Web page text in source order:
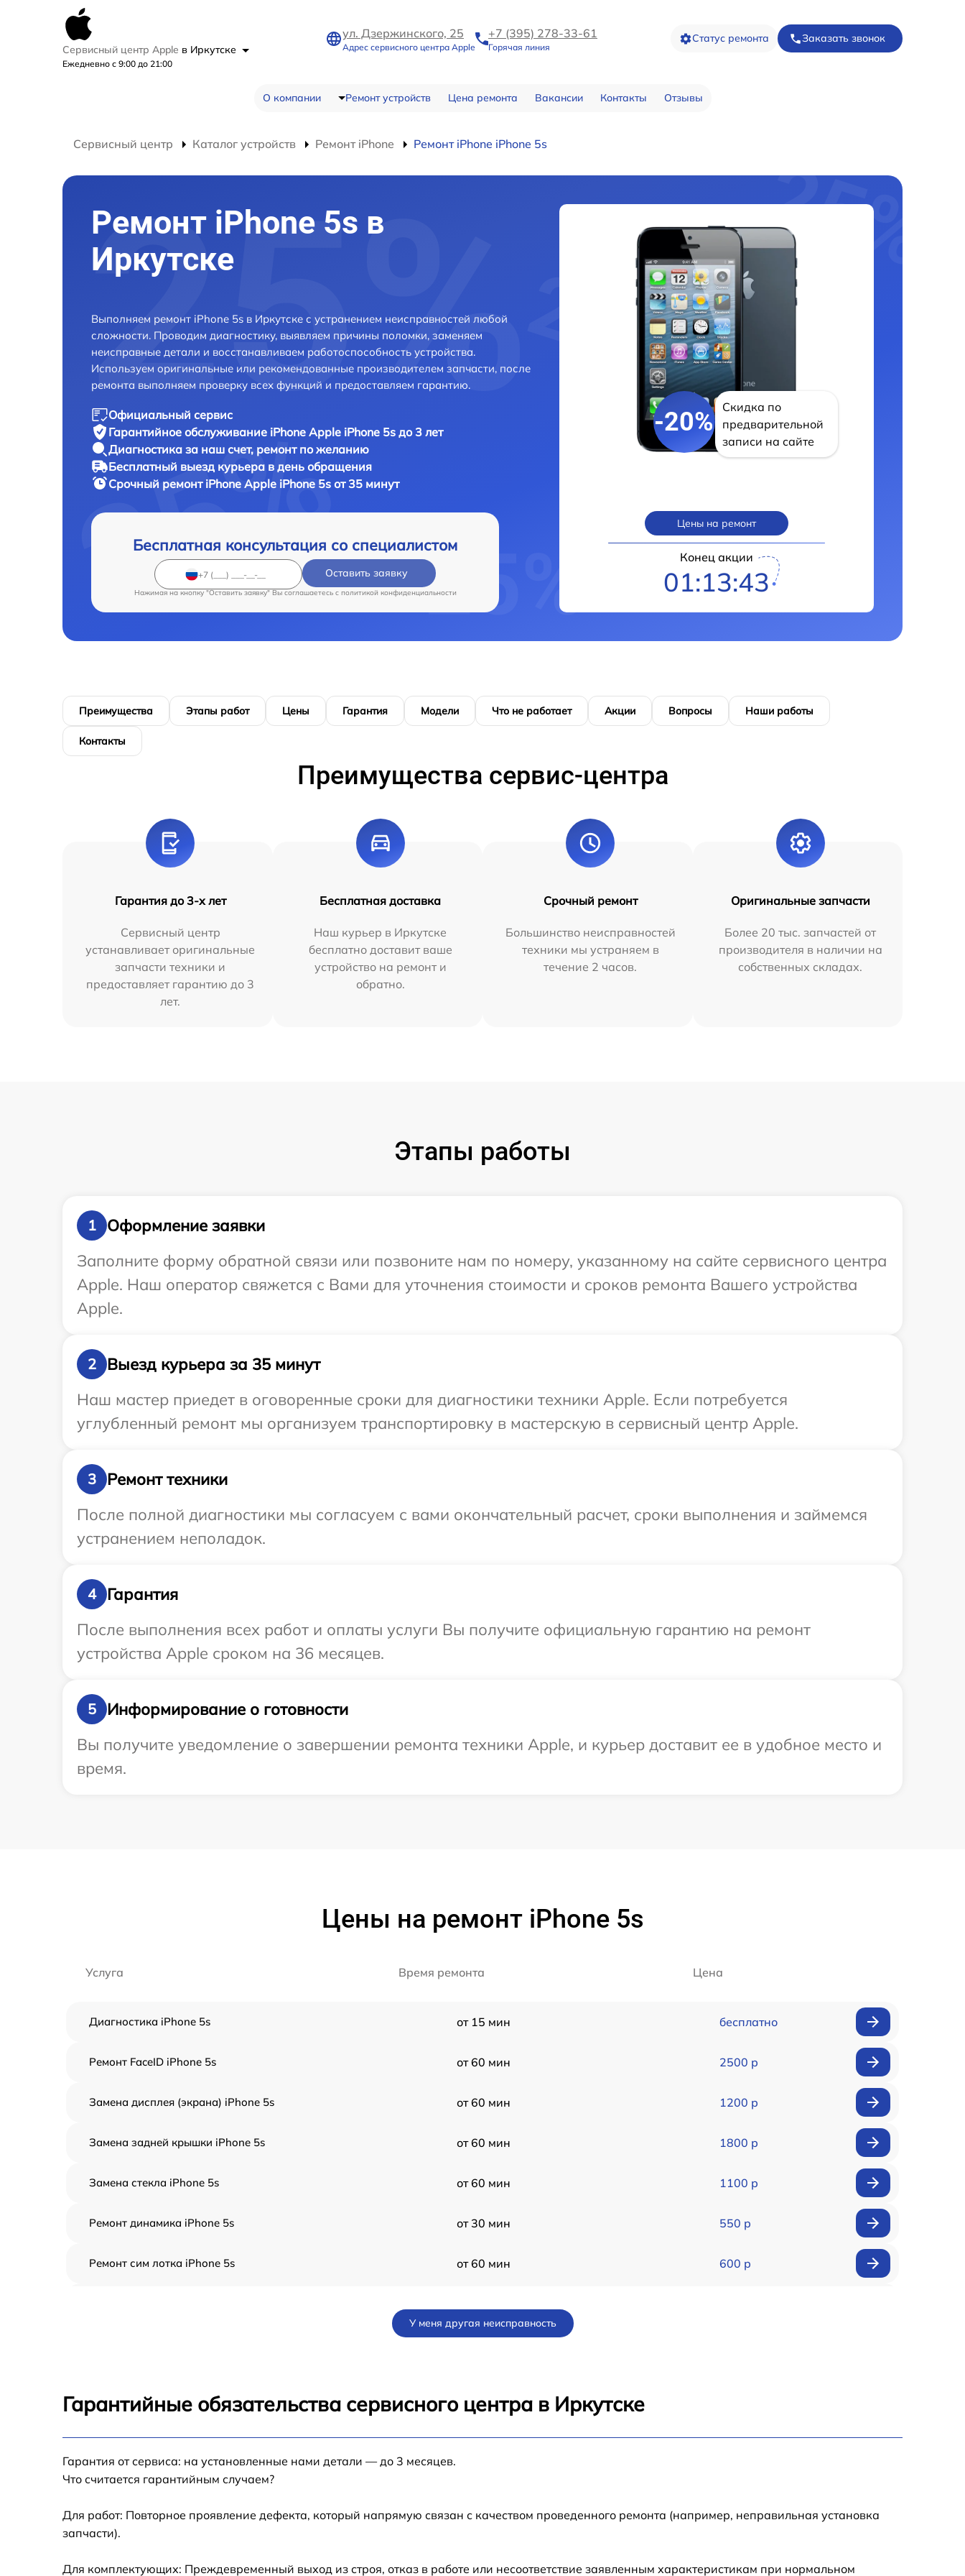
Сервисный центр Apple в Иркутске
Ежедневно с 9:00 до 21:00
ул. Дзержинского, 25
Адрес сервисного центра Apple
+7 (395) 278-33-61
Горячая линия
Статус ремонта Заказать звонок
О компании Ремонт устройств Цена ремонта Вакансии Контакты Отзывы
Сервисный центр Каталог устройств Ремонт iPhone Ремонт iPhone iPhone 5s
Ремонт iPhone 5s в
Иркутске
Выполняем ремонт iPhone 5s в Иркутске с устранением неисправностей любой
сложности. Проводим диагностику, выявляем причины поломки, заменяем
неисправные детали и восстанавливаем работоспособность устройства.
Используем оригинальные или рекомендованные производителем запчасти, после
ремонта выполняем проверку всех функций и предоставляем гарантию.
Официальный сервис
Гарантийное обслуживание iPhone Apple iPhone 5s до 3 лет
Диагностика за наш счет, ремонт по желанию
Бесплатный выезд курьера в день обращения
Срочный ремонт iPhone Apple iPhone 5s от 35 минут
Бесплатная консультация со специалистом
Оставить заявку
Нажимая на кнопку "Оставить заявку" Вы соглашаетесь c политикой конфиденциальности
-20%
Скидка по
предварительной
записи на сайте
Цены на ремонт
Конец акции
01:13:42
Преимущества Этапы работ Цены Гарантия Модели Что не работает Акции Вопросы Наши работы
Контакты
Преимущества сервис-центра
Гарантия до 3-х лет
Сервисный центр
устанавливает оригинальные
запчасти техники и
предоставляет гарантию до 3
лет.
Бесплатная доставка
Наш курьер в Иркутске
бесплатно доставит ваше
устройство на ремонт и
обратно.
Срочный ремонт
Большинство неисправностей
техники мы устраняем в
течение 2 часов.
Оригинальные запчасти
Более 20 тыс. запчастей от
производителя в наличии на
собственных складах.
Этапы работы
1
Оформление заявки
Заполните форму обратной связи или позвоните нам по номеру, указанному на сайте сервисного центра
Apple. Наш оператор свяжется с Вами для уточнения стоимости и сроков ремонта Вашего устройства
Apple.
2
Выезд курьера за 35 минут
Наш мастер приедет в оговоренные сроки для диагностики техники Apple. Если потребуется
углубленный ремонт мы организуем транспортировку в мастерскую в сервисный центр Apple.
3
Ремонт техники
После полной диагностики мы согласуем с вами окончательный расчет, сроки выполнения и займемся
устранением неполадок.
4
Гарантия
После выполнения всех работ и оплаты услуги Вы получите официальную гарантию на ремонт
устройства Apple сроком на 36 месяцев.
5
Информирование о готовности
Вы получите уведомление о завершении ремонта техники Apple, и курьер доставит ее в удобное место и
время.
Цены на ремонт iPhone 5s
Услуга Время ремонта Цена
Диагностика iPhone 5s от 15 мин бесплатно
Ремонт FaceID iPhone 5s от 60 мин 2500 р
Замена дисплея (экрана) iPhone 5s от 60 мин 1200 р
Замена задней крышки iPhone 5s от 60 мин 1800 р
Замена стекла iPhone 5s от 60 мин 1100 р
Ремонт динамика iPhone 5s от 30 мин 550 р
Ремонт сим лотка iPhone 5s от 60 мин 600 р
Замена стекла камеры iPhone 5s
У меня другая неисправность
Гарантийные обязательства сервисного центра в Иркутске
Гарантия от сервиса: на установленные нами детали — до 3 месяцев.
Что считается гарантийным случаем?
Для работ: Повторное проявление дефекта, который напрямую связан с качеством проведенного ремонта (например, неправильная установка
запчасти).
Для комплектующих: Преждевременный выход из строя, отказ в работе или несоответствие заявленным характеристикам при нормальном